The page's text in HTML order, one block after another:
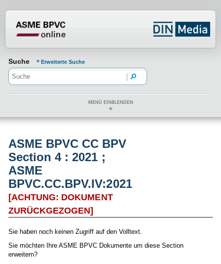
Suche Erweiterte Suche
MENÜ EINBLENDEN
ASME BPVC CC BPV
Section 4 : 2021 ;
ASME
BPVC.CC.BPV.IV:2021
[ACHTUNG: DOKUMENT
ZURÜCKGEZOGEN]
Sie haben noch keinen Zugriff auf den Volltext.
Sie möchten Ihre ASME BPVC Dokumente um diese Section
erweitern?